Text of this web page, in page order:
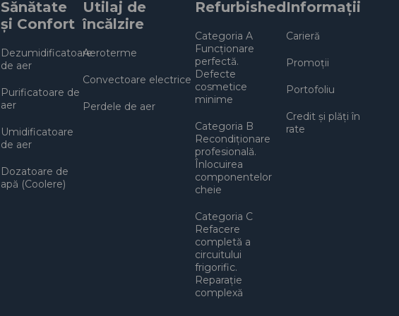
Sănătate
și Confort
Dezumidificatoare
de aer
Purificatoare de
aer
Umidificatoare
de aer
Dozatoare de
apă (Coolere)
Utilaj de
încălzire
Aeroterme
Convectoare electrice
Perdele de aer
Refurbished
Categoria A
Funcționare
perfectă.
Defecte
cosmetice
minime
Categoria B
Recondiționare
profesională.
Înlocuirea
componentelor
cheie
Categoria C
Refacere
completă a
circuitului
frigorific.
Reparație
complexă
Informații
Carieră
Promoții
Portofoliu
Credit și plăți în
rate